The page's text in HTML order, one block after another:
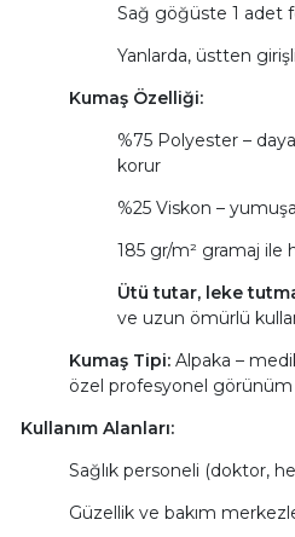
Sağ göğüste 1 adet
Yanlarda, üstten
Kumaş Özelliği:
%75 Polyester –
korur
%25 Viskon –
185 gr/m² gramaj ile
Ütü tutar, leke
ve uzun ömürlü
Kumaş Tipi:Alpaka –
özel profesyonel görünüm
Kullanım Alanları:
Sağlık personeli (doktor,
Güzellik ve bakım